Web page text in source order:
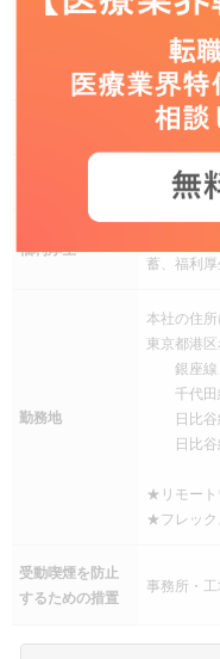
完全週休
始、有給
暇、介護休
残業手当
健康保険
福利厚生
蓄、福利
勤務地
本社の住所
東京都港区
銀座線
千代田
日比谷
日比谷
★リモート
★フレック
受動喫煙を防止
するための措置
事務所・